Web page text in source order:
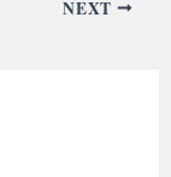
NEXT